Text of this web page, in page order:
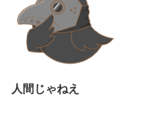
人間じゃねえ